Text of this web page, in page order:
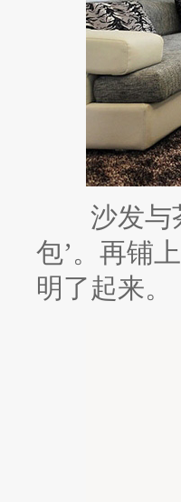
沙发与茶
包’。再铺
明了起来。